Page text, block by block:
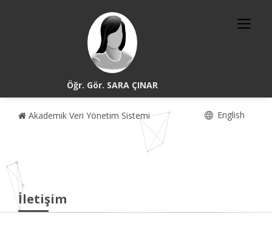
Öğr. Gör. SARA ÇINAR
Akademik Veri Yönetim Sistemi English
İletişim